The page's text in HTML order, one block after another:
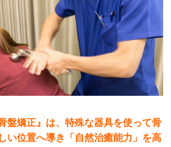
盤矯正』は、特殊な器具を使って骨
い位置へ導き「自然治癒能力」を高